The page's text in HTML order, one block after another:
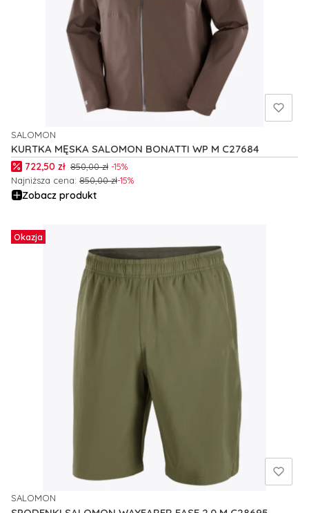
KURTKA MĘSKA SALOMON BONATTI WP M C27684
PRODUCENT
SALOMON
Cena promocyjna
722,50 zł 850,00 zł -15%
Najniższa cena: 850,00 zł-15%
Zobacz produkt
Okazja
PRODUCENT
SALOMON